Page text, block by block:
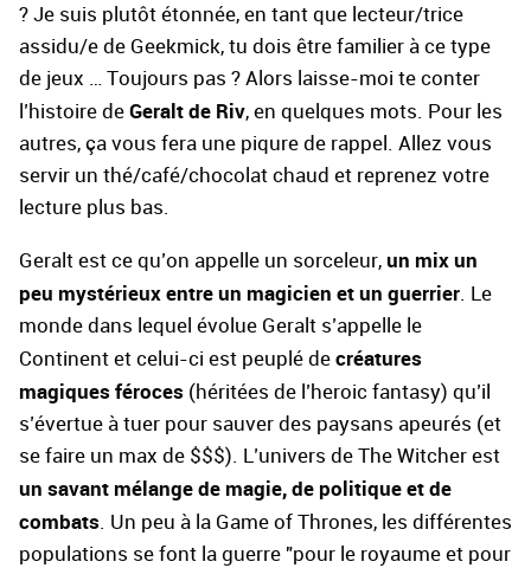
? Je suis plutôt étonnée, en tant que lecteur/trice
assidu/e de Geekmick, tu dois être familier à ce type
de jeux … Toujours pas ? Alors laisse-moi te conter
l’histoire de Geralt de Riv, en quelques mots. Pour les
autres, ça vous fera une piqure de rappel. Allez vous
servir un thé/café/chocolat chaud et reprenez votre
lecture plus bas.
Geralt est ce qu’on appelle un sorceleur, un mix un
peu mystérieux entre un magicien et un guerrier. Le
monde dans lequel évolue Geralt s’appelle le
Continent et celui-ci est peuplé de créatures
magiques féroces (héritées de l’heroic fantasy) qu’il
s’évertue à tuer pour sauver des paysans apeurés (et
se faire un max de $$$). L’univers de The Witcher est
un savant mélange de magie, de politique et de
combats. Un peu à la Game of Thrones, les différentes
populations se font la guerre "pour le royaume et pour